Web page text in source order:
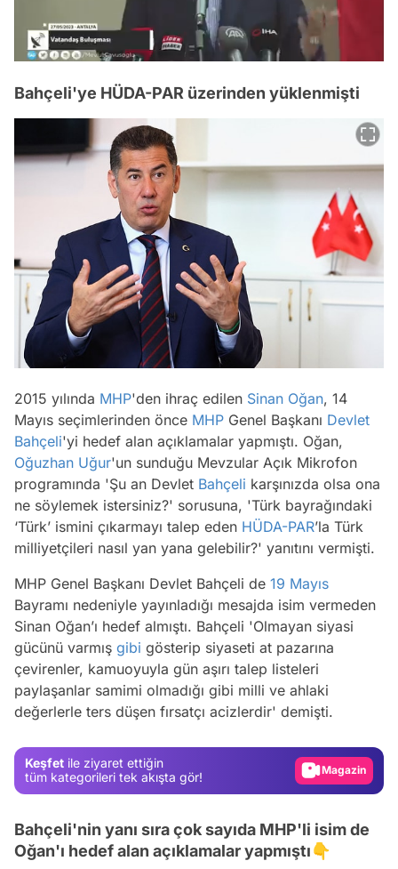
/
Bahçeli'ye HÜDA-PAR üzerinden yüklenmişti
2015 yılında MHP'den ihraç edilen Sinan Oğan, 14
Mayıs seçimlerinden önce MHP Genel Başkanı Devlet
Bahçeli'yi hedef alan açıklamalar yapmıştı. Oğan,
Oğuzhan Uğur'un sunduğu Mevzular Açık Mikrofon
programında 'Şu an Devlet Bahçeli karşınızda olsa ona
ne söylemek istersiniz?' sorusuna, 'Türk bayrağındaki
‘Türk’ ismini çıkarmayı talep eden HÜDA-PAR’la Türk
milliyetçileri nasıl yan yana gelebilir?' yanıtını vermişti.
MHP Genel Başkanı Devlet Bahçeli de 19 Mayıs
Bayramı nedeniyle yayınladığı mesajda isim vermeden
Sinan Oğan’ı hedef almıştı. Bahçeli 'Olmayan siyasi
gücünü varmış gibi gösterip siyaseti at pazarına
çevirenler, kamuoyuyla gün aşırı talep listeleri
paylaşanlar samimi olmadığı gibi milli ve ahlaki
değerlerle ters düşen fırsatçı acizlerdir' demişti.
Keşfet ile ziyaret ettiğin
tüm kategorileri tek akışta gör!
Magazin
Test
Bahçeli'nin yanı sıra çok sayıda MHP'li isim de
Oğan'ı hedef alan açıklamalar yapmıştı👇